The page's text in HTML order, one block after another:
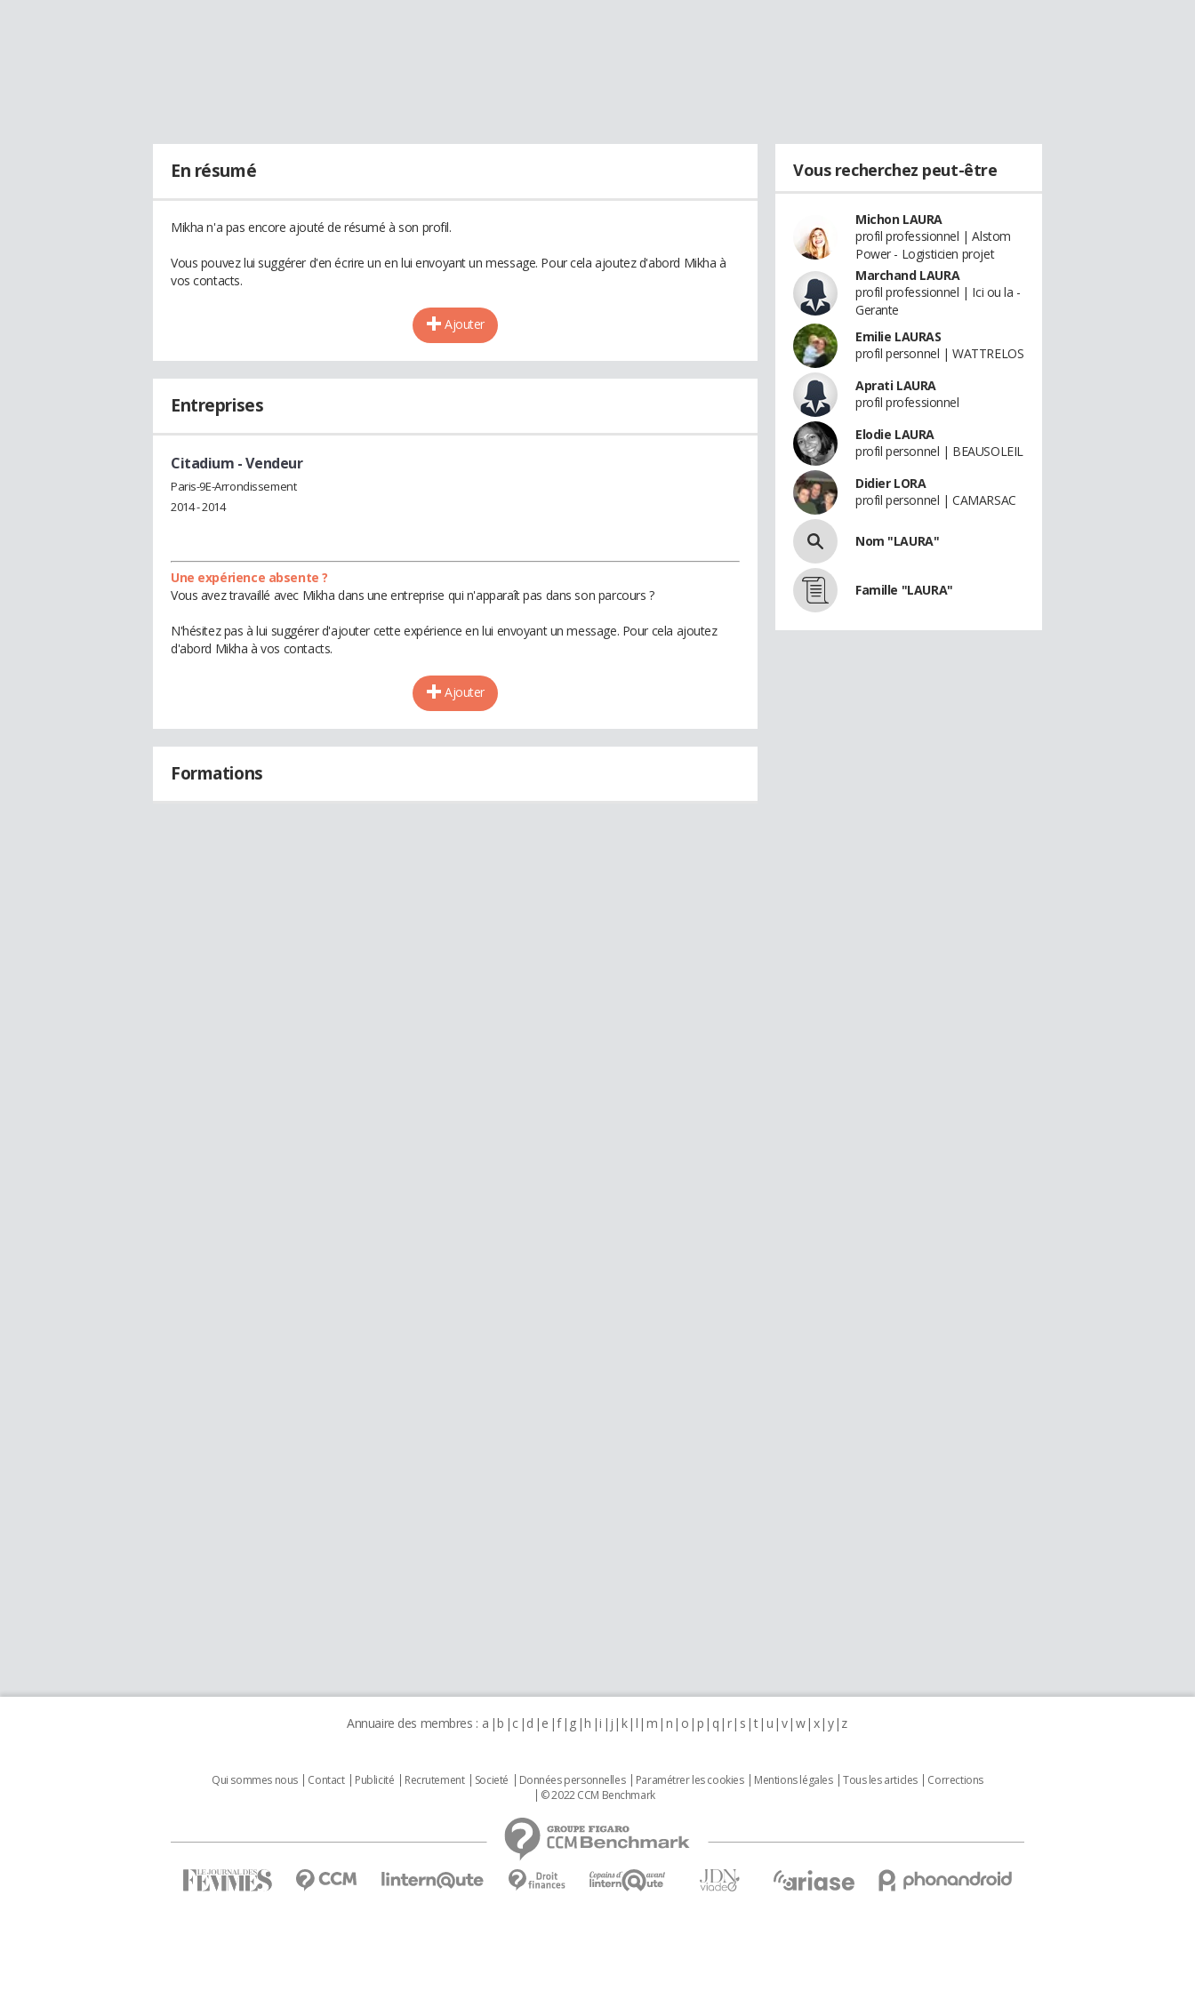
En résumé
Mikha n'a pas encore ajouté de résumé à son profil.
Vous pouvez lui suggérer d'en écrire un en lui envoyant un message. Pour cela ajoutez d'abord Mikha à
vos contacts.
Ajouter
Entreprises
Citadium - Vendeur
Paris-9E-Arrondissement
2014 - 2014
Une expérience absente ?
Vous avez travaillé avec Mikha dans une entreprise qui n'apparaît pas dans son parcours ?
N'hésitez pas à lui suggérer d'ajouter cette expérience en lui envoyant un message. Pour cela ajoutez
d'abord Mikha à vos contacts.
Ajouter
Formations
Vous recherchez peut-être
Michon LAURA
profil professionnel | Alstom
Power - Logisticien projet
Marchand LAURA
profil professionnel | Ici ou la -
Gerante
Emilie LAURAS
profil personnel | WATTRELOS
Aprati LAURA
profil professionnel
Elodie LAURA
profil personnel | BEAUSOLEIL
Didier LORA
profil personnel | CAMARSAC
Nom "LAURA"
Famille "LAURA"
Annuaire des membres : a b c d e f g h i j k l m n o p q r s t u v w x y z
Qui sommes nous Contact Publicité Recrutement Societé Données personnelles Paramétrer les cookies Mentions légales Tous les articles
Corrections
© 2022 CCM Benchmark